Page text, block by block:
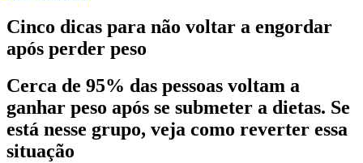
Cinco dicas para não voltar a engordar
após perder peso
Cerca de 95% das pessoas voltam a
ganhar peso após se submeter a dietas. Se
está nesse grupo, veja como reverter essa
situação